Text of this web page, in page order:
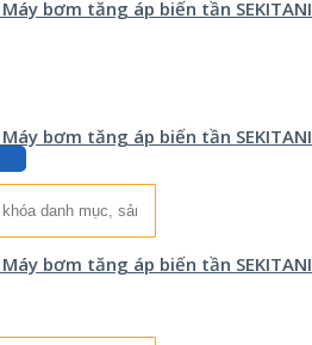
Máy bơm tăng áp biến tần
Máy bơm tăng áp biến tần
Máy bơm tăng áp biến tần